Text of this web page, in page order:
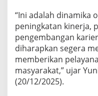
“Ini adalah dinamika
peningkatan kinerja,
pengembangan
diharapkan segera
memberikan
masyarakat,” ujar
(20/12/2025).